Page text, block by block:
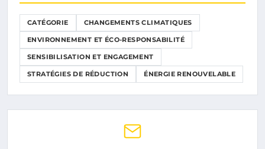
CATÉGORIE CHANGEMENTS CLIMATIQUES
ENVIRONNEMENT ET ÉCO-RESPONSABILITÉ
SENSIBILISATION ET ENGAGEMENT
STRATÉGIES DE RÉDUCTION ÉNERGIE RENOUVELABLE